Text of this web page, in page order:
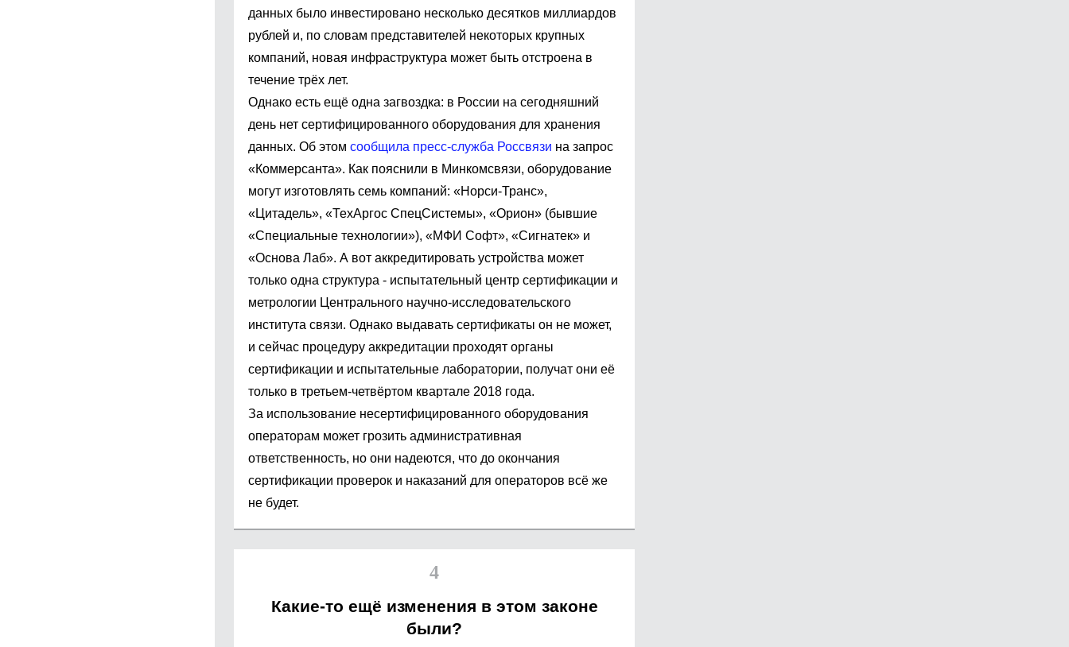
данных было инвестировано несколько десятков миллиардов
рублей и, по словам представителей некоторых крупных
компаний, новая инфраструктура может быть отстроена в
течение трёх лет.
Однако есть ещё одна загвоздка: в России на сегодняшний
день нет сертифицированного оборудования для хранения
данных. Об этом сообщила пресс-служба Россвязи на запрос
«Коммерсанта». Как пояснили в Минкомсвязи, оборудование
могут изготовлять семь компаний: «Норси-Транс»,
«Цитадель», «ТехАргос СпецСистемы», «Орион» (бывшие
«Специальные технологии»), «МФИ Софт», «Сигнатек» и
«Основа Лаб». А вот аккредитировать устройства может
только одна структура - испытательный центр сертификации и
метрологии Центрального научно-исследовательского
института связи. Однако выдавать сертификаты он не может,
и сейчас процедуру аккредитации проходят органы
сертификации и испытательные лаборатории, получат они её
только в третьем-четвёртом квартале 2018 года.
За использование несертифицированного оборудования
операторам может грозить административная
ответственность, но они надеются, что до окончания
сертификации проверок и наказаний для операторов всё же
не будет.
Какие-то ещё изменения в этом законе
были?